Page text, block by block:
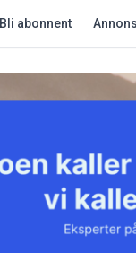
Bli abonnent